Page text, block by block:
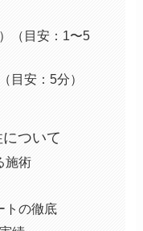
（目安：1〜5
目安：5分）
ついて
施術
トの徹底